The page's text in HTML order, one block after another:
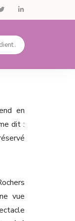
en
dit :
vue